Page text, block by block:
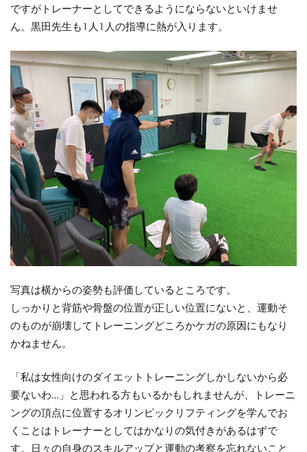
ですがトレーナーとしてできるようにならないといけませ
ん。黒田先生も1人1人の指導に熱が入ります。
写真は横からの姿勢も評価しているところです。
しっかりと背筋や骨盤の位置が正しい位置にないと、運動そ
のものが崩壊してトレーニングどころかケガの原因にもなり
かねません。
「私は女性向けのダイエットトレーニングしかしないから必
要ないわ…」と思われる方もいるかもしれませんが、トレーニ
ングの頂点に位置するオリンピックリフティングを学んでお
くことはトレーナーとしてはかなりの気付きがあるはずで
す。日々の自身のスキルアップと運動の考察を忘れないこと